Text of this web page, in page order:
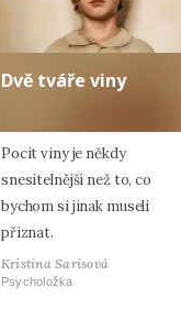
Dvě tváře viny
Pocit viny je někdy
snesitelnější než to, co
bychom si jinak museli
přiznat.
Kristina Sarisová
Psycholožka